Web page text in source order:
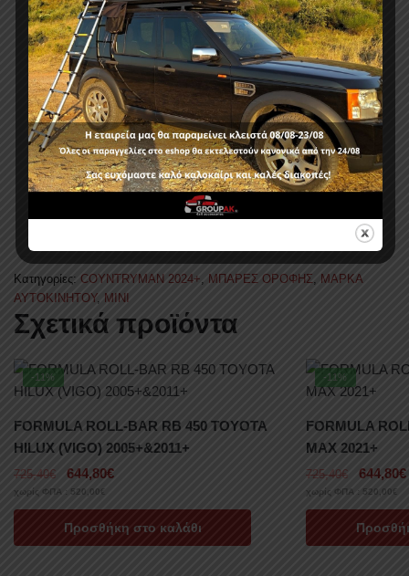
Κατέχουν το Ευρωπαϊκο City Crash Test Certification
Πιστοποιητικό ποιότητας ISO 9001:2008 (No
01100115455)
Πιστοποιητικό ποιότητας ISO/TS 16949:2009 (No
01111115459)
Πιστοποίηση από το Υπουργείο μεταφορών της
Γερμανίας
Δυνατότητα φόρτωσης έως 100kg
Γρήγορη τοποθέτηση χωρίς εργαλεία
Κατηγορίες: COYNTRYMAN 2024+ ΜΠΑΡΕΣ ΟΡΟΦΗΣ
ΜΑΡΚΑ
ΑΥΤΟΚΙΝΗΤΟΥ, MINI
Σχετικά προϊόντα
-11%
FORMULA ROLL-BAR RB 450 TOYOTA
HILUX (VIGO) 2005+&2011+
725,40€ 644,80€
χωρίς ΦΠΑ : 520,00 €
Προσθήκη στο καλάθι
-11%
FORMULA
MAX 2021+
725,40€ 644,80€
χωρίς ΦΠΑ : 520,00 €